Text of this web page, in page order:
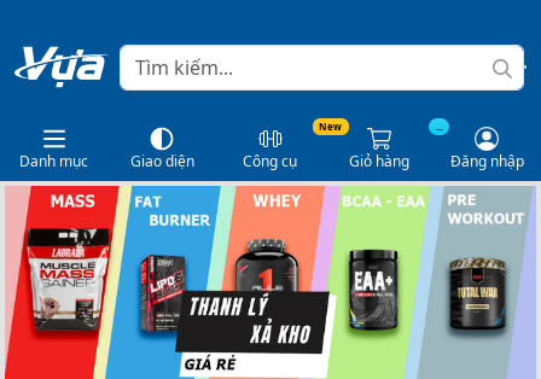
Danh mục Giao diện
New
Công cụ
...
Giỏ hàng Đăng nhập